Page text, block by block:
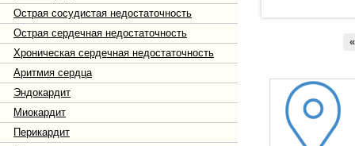
Острая сосудистая недостаточность
Острая сердечная недостаточность
Хроническая сердечная недостаточность
Аритмия сердца
Эндокардит
Миокардит
Перикардит
«